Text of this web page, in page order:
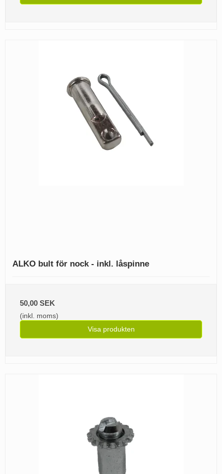
ALKO bult för nock - inkl. låspinne
50,00 SEK
(inkl. moms)
Visa produkten